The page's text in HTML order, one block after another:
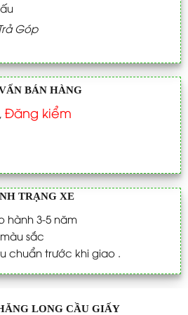
Góp
BÁN HÀNG
Đăng kiểm
TRẠNG XE
hành 3-5 năm
sắc
chuẩn trước khi giao .
LONG CẦU GIẤY